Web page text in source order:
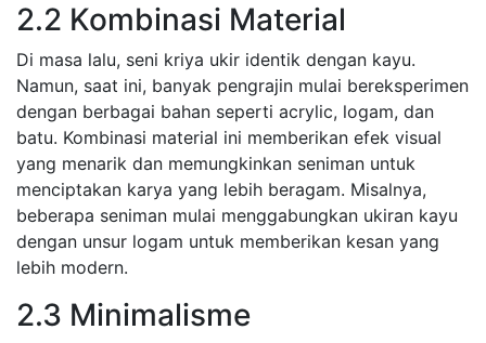
2.2 Kombinasi Material
Di masa lalu, seni kriya ukir identik dengan kayu.
Namun, saat ini, banyak pengrajin mulai bereksperimen
dengan berbagai bahan seperti acrylic, logam, dan
batu. Kombinasi material ini memberikan efek visual
yang menarik dan memungkinkan seniman untuk
menciptakan karya yang lebih beragam. Misalnya,
beberapa seniman mulai menggabungkan ukiran kayu
dengan unsur logam untuk memberikan kesan yang
lebih modern.
2.3 Minimalisme